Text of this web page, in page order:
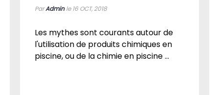
ParAdminle 16 OCT, 2018
Les mythes sont courants autour de
l'utilisation de produits chimiques en
piscine, ou de la chimie en piscine ...